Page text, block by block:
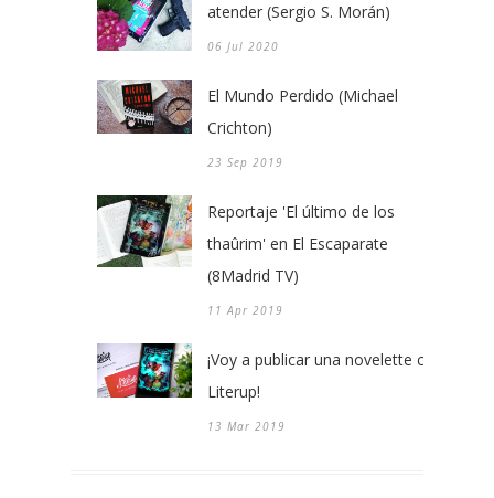
atender (Sergio S. Morán)
06 Jul 2020
El Mundo Perdido (Michael
Crichton)
23 Sep 2019
Reportaje 'El último de los
thaûrim' en El Escaparate
(8Madrid TV)
11 Apr 2019
¡Voy a publicar una novelette con
Literup!
13 Mar 2019